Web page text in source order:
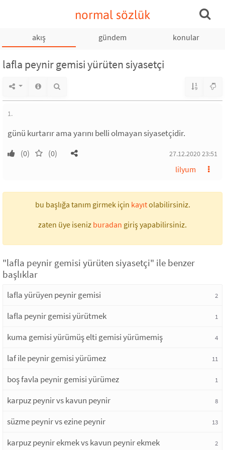
normal sözlük
akış gündem konular
lafla peynir gemisi yürüten siyasetçi
1.
günü kurtarır ama yarını belli olmayan siyasetçidir.
(0) (0) 27.12.2020 23:51
lilyum
bu başlığa tanım girmek için kayıtolabilirsiniz.
zaten üye iseniz buradan giriş yapabilirsiniz.
"lafla peynir gemisi yürüten siyasetçi" ile benzer
başlıklar
lafla yürüyen peynir gemisi 2
lafla peynir gemisi yürütmek 1
kuma gemisi yürümüş elti gemisi yürümemiş 4
laf ile peynir gemisi yürümez 11
boş favla peynir gemisi yürümez 1
karpuz peynir vs kavun peynir 8
süzme peynir vs ezine peynir 13
karpuz peynir ekmek vs kavun peynir ekmek 2